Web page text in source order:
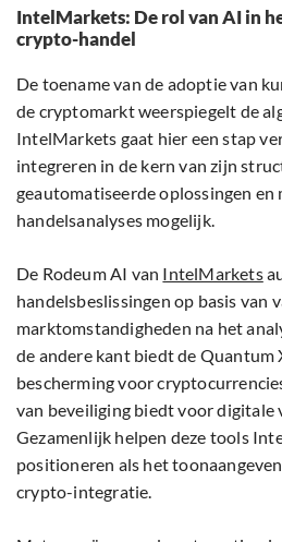
IntelMarkets: De rol van AI in
crypto-handel
De toename van de adoptie van
de cryptomarkt weerspiegelt de
IntelMarkets gaat hier een stap
integreren in de kern van zijn
geautomatiseerde oplossingen en
handelsanalyses mogelijk.
De Rodeum AI van IntelMarkets
handelsbeslissingen op basis van
marktomstandigheden na het
de andere kant biedt de
bescherming voor
van beveiliging biedt voor digitale
Gezamenlijk helpen deze tools
positioneren als het
crypto-integratie.